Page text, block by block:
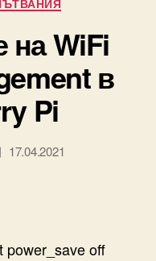
на WiFi
в
Pi
17.04.2021
power_save off